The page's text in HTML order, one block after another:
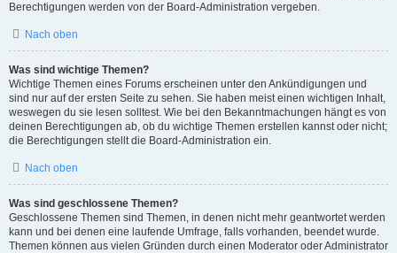
Berechtigungen werden von der Board-Administration vergeben.
Nach oben
Was sind wichtige Themen?
Wichtige Themen eines Forums erscheinen unter den Ankündigungen und
sind nur auf der ersten Seite zu sehen. Sie haben meist einen wichtigen Inhalt,
weswegen du sie lesen solltest. Wie bei den Bekanntmachungen hängt es von
deinen Berechtigungen ab, ob du wichtige Themen erstellen kannst oder nicht;
die Berechtigungen stellt die Board-Administration ein.
Nach oben
Was sind geschlossene Themen?
Geschlossene Themen sind Themen, in denen nicht mehr geantwortet werden
kann und bei denen eine laufende Umfrage, falls vorhanden, beendet wurde.
Themen können aus vielen Gründen durch einen Moderator oder Administrator